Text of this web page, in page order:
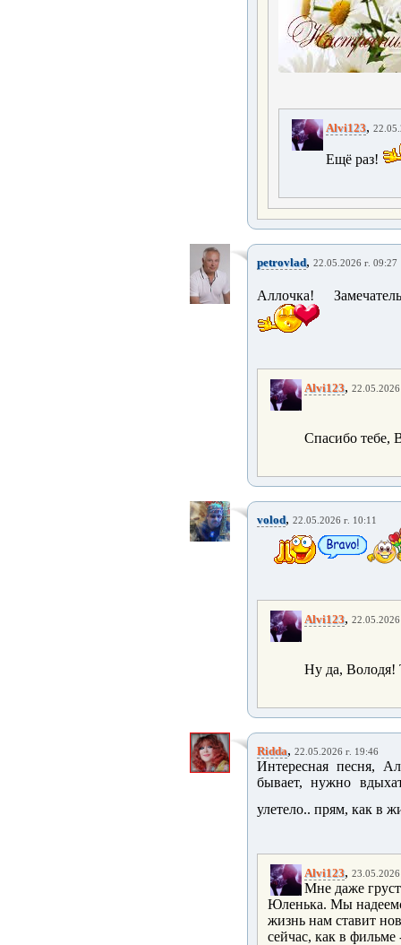
Alvi123,
Ещё раз!
petrovlad, 22.05.2026 г. 09:27
Аллочка!
Alvi123,
Спасибо тебе,
volod, 22.05.2026 г. 10:11
Alvi123,
Ну да, Володя!
Ridda, 22.05.2026 г. 19:46
Интересная песня,
бывает, нужно
улетело.. прям, как в
Alvi123,
Мне даже
Юленька. Мы
жизнь нам ставит
сейчас, как в